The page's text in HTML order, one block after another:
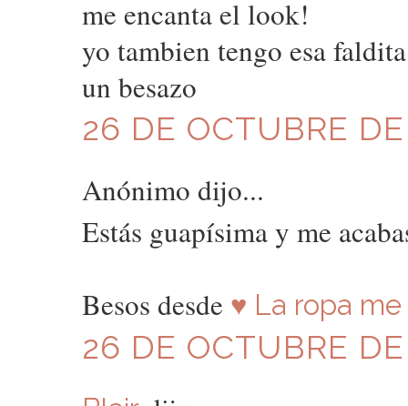
me encanta el look!
yo tambien tengo esa
un besazo
26 DE OCTUBRE
Anónimo dijo...
Estás guapísima y me
Besos desde ♥ La ropa
26 DE OCTUBRE